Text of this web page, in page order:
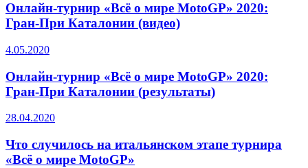
Онлайн-турнир «Всё о мире MotoGP» 2020:
Гран-При Каталонии (видео)
4.05.2020
Онлайн-турнир «Всё о мире MotoGP» 2020:
Гран-При Каталонии (результаты)
28.04.2020
Что случилось на итальянском этапе турнира
«Всё о мире MotoGP»